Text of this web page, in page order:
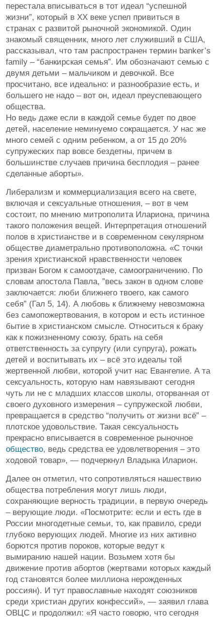
перестала вписываться в тот идеал “успешной
жизни”, который в ХХ веке успел привиться в
странах с развитой рыночной экономикой. Один
знакомый священник, много лет служивший в США,
рассказывал, что там распространен термин banker’s
family – “банкирская семья”. Им обозначают семью с
двумя детьми – мальчиком и девочкой. Все
просчитано, все идеально: и разнообразие есть, и
большего не надо – вот он, идеал преуспевающего
общества.
Но ведь даже если в каждой семье будет по двое
детей, население неминуемо сокращается. У нас же
много семей с одним ребенком, а от 15 до 20%
супружеских пар вовсе бездетны, причем в
большинстве случаев причина бесплодия – ранее
сделанные аборты».
Либерализм и коммерциализация всего на свете,
включая и сексуальные отношения, – вот в чем
состоит, по мнению митрополита Илариона, причина
такого положения вещей. Интерпретация отношений
полов в христианстве и в современном секулярном
обществе диаметрально противоположна. «С точки
зрения христианской нравственности человек
призван Богом к самоотдаче, самоограничению. По
словам апостола Павла, ”весь закон в одном слове
заключается: люби ближнего твоего, как самого
себя” (Гал 5, 14). А любовь к ближнему невозможна
без самопожертвования, в котором и есть истинное
бытие в христианском смысле. Относиться к браку
как к пожизненному союзу, брать на себя
ответственность за супругу (или супруга), рожать
детей и воспитывать их – всё это идеалы той
жертвенной любви, которой учит нас Евангелие. А та
сексуальность, которую нам навязывают сегодня
чуть ли не с младших классов школы, оторванная от
своего духовного измерения – супружеской любви,
превращается в средство “получить от жизни всё” –
плотское удовольствие. Такая сексуальность
прекрасно вписывается в современное рыночное
общество, ведь средства ее удовлетворения – это
ходовой товар», — подчеркнул Владыка Иларион.
Далее он отметил, что сопротивляться нашествию
общества потребления могут лишь люди,
сохраняющие верность традиции, в первую очередь
– верующие люди. «Посмотрите: если и есть где в
России многодетные семьи, то, как правило, среди
глубоко верующих людей. Многие из них активно
борются против пороков, которые ведут к
вымиранию нашей нации. Возьмем хотя бы
движение против абортов (жертвами которых каждый
год становятся более миллиона нерожденных
россиян). И тут православные находят союзников
среди христиан других конфессий», — заявил глава
ОВЦС и продолжил: «Я часто говорю, что сегодня